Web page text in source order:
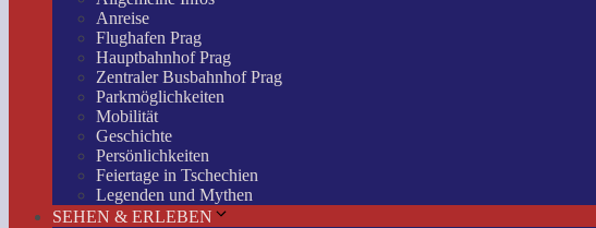
Anreise
Flughafen Prag
Hauptbahnhof Prag
Zentraler Busbahnhof Prag
Parkmöglichkeiten
Mobilität
Geschichte
Persönlichkeiten
Feiertage in Tschechien
Legenden und Mythen
SEHEN & ERLEBEN